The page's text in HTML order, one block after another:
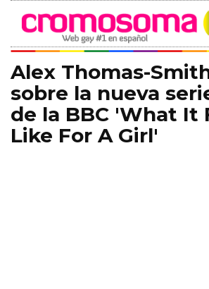
Alex Thomas-
sobre la nueva
de la BBC 'What It
Like For A Girl'